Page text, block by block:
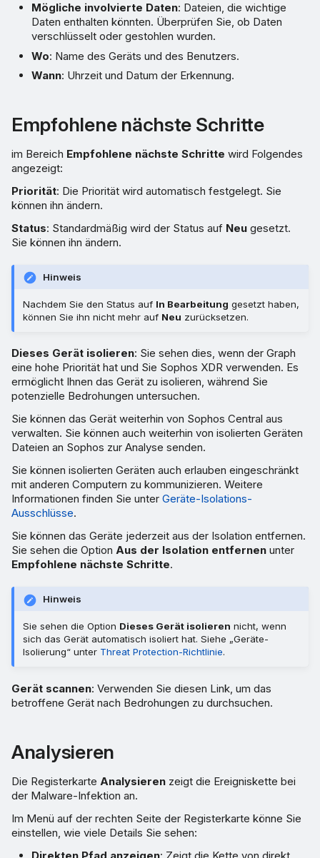
Mögliche involvierte Daten: Dateien, die wichtige
Daten enthalten könnten. Überprüfen Sie, ob Daten
verschlüsselt oder gestohlen wurden.
Wo: Name des Geräts und des Benutzers.
Wann: Uhrzeit und Datum der Erkennung.
Empfohlene nächste Schritte
im Bereich Empfohlene nächste Schritte wird Folgendes
angezeigt:
Priorität: Die Priorität wird automatisch festgelegt. Sie
können ihn ändern.
Status: Standardmäßig wird der Status auf Neu gesetzt.
Sie können ihn ändern.
Hinweis
Nachdem Sie den Status auf In Bearbeitung gesetzt haben,
können Sie ihn nicht mehr auf Neu zurücksetzen.
Dieses Gerät isolieren: Sie sehen dies, wenn der Graph
eine hohe Priorität hat und Sie Sophos XDR verwenden. Es
ermöglicht Ihnen das Gerät zu isolieren, während Sie
potenzielle Bedrohungen untersuchen.
Sie können das Gerät weiterhin von Sophos Central aus
verwalten. Sie können auch weiterhin von isolierten Geräten
Dateien an Sophos zur Analyse senden.
Sie können isolierten Geräten auch erlauben eingeschränkt
mit anderen Computern zu kommunizieren. Weitere
Informationen finden Sie unter Geräte-Isolations-
Ausschlüsse.
Sie können das Geräte jederzeit aus der Isolation entfernen.
Sie sehen die Option Aus der Isolation entfernen unter
Empfohlene nächste Schritte.
Hinweis
Sie sehen die Option Dieses Gerät isolieren nicht, wenn
sich das Gerät automatisch isoliert hat. Siehe „Geräte-
Isolierung“ unter Threat Protection-Richtlinie.
Gerät scannen: Verwenden Sie diesen Link, um das
betroffene Gerät nach Bedrohungen zu durchsuchen.
Analysieren
Die Registerkarte Analysieren zeigt die Ereigniskette bei
der Malware-Infektion an.
Im Menü auf der rechten Seite der Registerkarte könne Sie
einstellen, wie viele Details Sie sehen: